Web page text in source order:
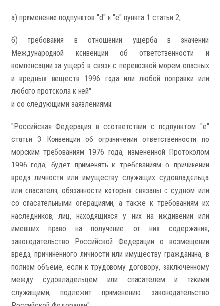
а) применение подпунктов "d" и "e" пункта 1 статьи 2;
б) требования в отношении ущерба в значении
Международной конвенции об ответственности и
компенсации за ущерб в связи с перевозкой морем опасных
и вредных веществ 1996 года или любой поправки или
любого протокола к ней"
и со следующими заявлениями:
"Российская Федерация в соответствии с подпунктом "e"
статьи 3 Конвенции об ограничении ответственности по
морским требованиям 1976 года, измененной Протоколом
1996 года, будет применять к требованиям о причинении
вреда личности или имуществу служащих судовладельца
или спасателя, обязанности которых связаны с судном или
со спасательными операциями, а также к требованиям их
наследников, лиц, находящихся у них на иждивении или
имевших право на получение от них содержания,
законодательство Российской Федерации о возмещении
вреда, причиненного личности или имуществу гражданина, в
полном объеме, если к трудовому договору, заключенному
между судовладельцем или спасателем и такими
служащими, подлежит применению законодательство